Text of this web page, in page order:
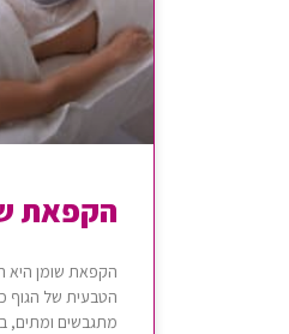
הקפאת
הקפאת שומן היא
הטבעית של הגוף
מתגבשים ומתים,